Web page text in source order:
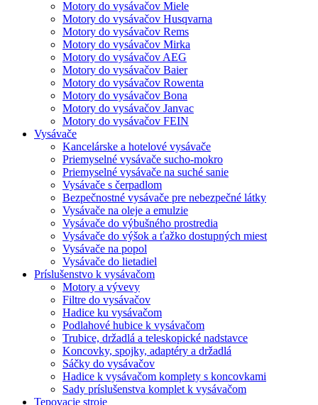
Motory do vysávačov Miele
Motory do vysávačov Husqvarna
Motory do vysávačov Rems
Motory do vysávačov Mirka
Motory do vysávačov AEG
Motory do vysávačov Baier
Motory do vysávačov Rowenta
Motory do vysávačov Bona
Motory do vysávačov Janvac
Motory do vysávačov FEIN
Vysávače
Kancelárske a hotelové vysávače
Priemyselné vysávače sucho-mokro
Priemyselné vysávače na suché sanie
Vysávače s čerpadlom
Bezpečnostné vysávače pre nebezpečné látky
Vysávače na oleje a emulzie
Vysávače do výbušného prostredia
Vysávače do výšok a ťažko dostupných miest
Vysávače na popol
Vysávače do lietadiel
Príslušenstvo k vysávačom
Motory a vývevy
Filtre do vysávačov
Hadice ku vysávačom
Podlahové hubice k vysávačom
Trubice, držadlá a teleskopické nadstavce
Koncovky, spojky, adaptéry a držadlá
Sáčky do vysávačov
Hadice k vysávačom komplety s koncovkami
Sady príslušenstva komplet k vysávačom
Tepovacie stroje